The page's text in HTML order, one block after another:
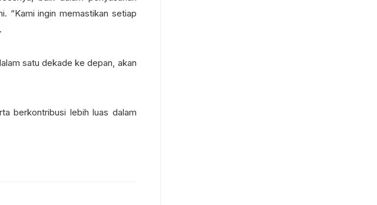
“Kami ingin memastikan setiap
satu dekade ke depan, akan
berkontribusi lebih luas dalam